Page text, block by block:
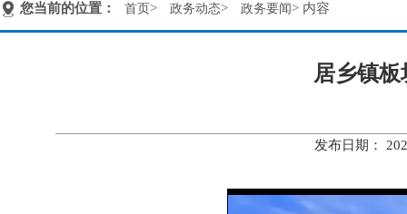
您当前的位置： 首页> 政务动态> 政务要闻> 内容
居乡镇
发布日期：